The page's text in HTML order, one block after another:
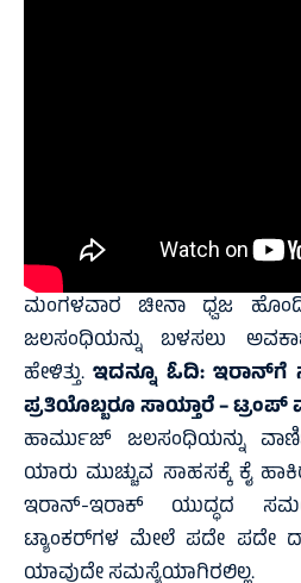
ಮಂಗಳವಾರ ಚೀನಾ ಧ್ವಜ
ಜಲಸಂಧಿಯನ್ನು ಬಳಸಲು
ಹೇಳಿತ್ತು.ಇದನ್ನೂ ಓದಿ:ಇರಾನ್‌ಗೆ
ಪ್ರತಿಯೊಬ್ಬರೂ ಸಾಯ್ತಾರೆ –
ಹಾರ್ಮುಜ್ ಜಲಸಂಧಿಯನ್ನು
ಯಾರು ಮುಚ್ಚುವ ಸಾಹಸಕ್ಕೆ ಕೈ
ಇರಾನ್-ಇರಾಕ್ ಯುದ್ಧದ
ಟ್ಯಾಂಕರ್‌ಗಳ ಮೇಲೆ ಪದೇ ಪದೇ
ಯಾವುದೇ ಸಮಸ್ಯೆಯಾಗಿರಲಿಲ್ಲ.